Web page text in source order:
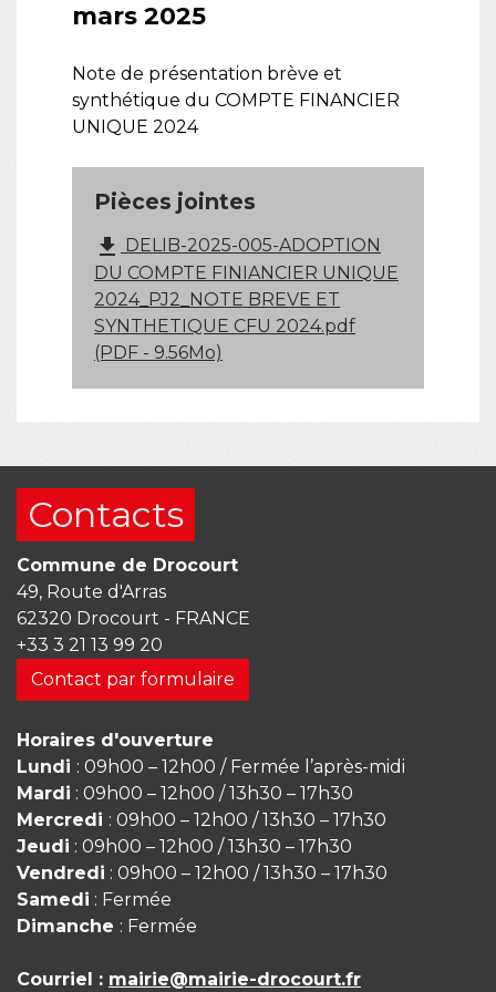
mars 2025
Note de présentation brève et
synthétique du COMPTE FINANCIER
UNIQUE 2024
Pièces jointes
file_download DELIB-2025-005-ADOPTION
DU COMPTE FINIANCIER UNIQUE
2024_PJ2_NOTE BREVE ET
SYNTHETIQUE CFU 2024.pdf
(PDF - 9.56Mo)
Contacts
Commune de Drocourt
49, Route d'Arras
62320 Drocourt - FRANCE
+33 3 21 13 99 20
Contact par formulaire
Horaires d'ouverture
Lundi : 09h00 – 12h00 / Fermée l’après-midi
Mardi : 09h00 – 12h00 / 13h30 – 17h30
Mercredi : 09h00 – 12h00 / 13h30 – 17h30
Jeudi : 09h00 – 12h00 / 13h30 – 17h30
Vendredi : 09h00 – 12h00 / 13h30 – 17h30
Samedi : Fermée
Dimanche : Fermée
Courriel : mairie@mairie-drocourt.fr